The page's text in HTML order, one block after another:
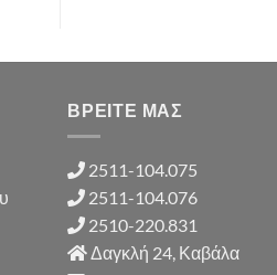
ΒΡΕΙΤΕ ΜΑΣ
2511-104.075
2511-104.076
2510-220.831
Δαγκλή 24, Καβάλα